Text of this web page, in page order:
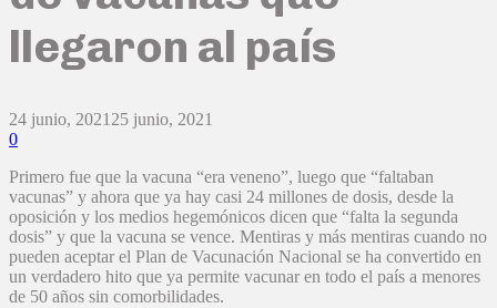
llegaron al país
24 junio, 2021 25 junio, 2021
0
Primero fue que la vacuna “era veneno”, luego que “faltaban
vacunas” y ahora que ya hay casi 24 millones de dosis, desde la
oposición y los medios hegemónicos dicen que “falta la segunda
dosis” y que la vacuna se vence. Mentiras y más mentiras cuando no
pueden aceptar el Plan de Vacunación Nacional se ha convertido en
un verdadero hito que ya permite vacunar en todo el país a menores
de 50 años sin comorbilidades.